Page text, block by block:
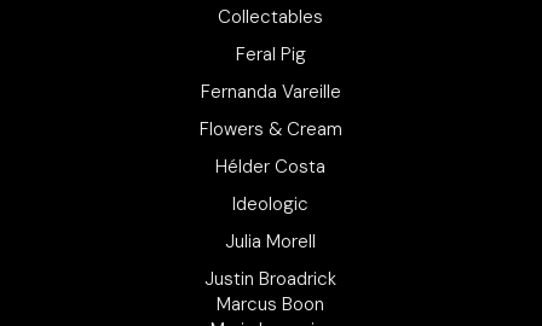
Collectables
Feral Pig
Fernanda Vareille
Flowers & Cream
Hélder Costa
Ideologic
Julia Morell
Justin Broadrick
Marcus Boon